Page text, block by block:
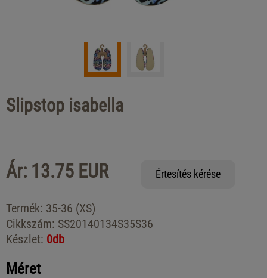
Slipstop isabella
Ár: 13.75 EUR Értesítés kérése
Termék: 35-36 (XS)
Cikkszám: SS20140134S35S36
Készlet: 0db
Méret